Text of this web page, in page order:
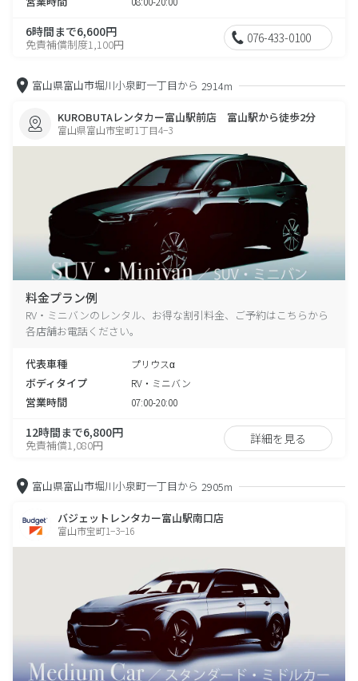
6時間まで6,600円
免責補償制度1,100円 076-433-0100
富山県富山市堀川小泉町一丁目から 2914m
KUROBUTAレンタカー富山駅前店 富山駅から徒歩2分
富山県富山市宝町1丁目4−3
料金プラン例
RV・ミニバンのレンタル、お得な割引料金、ご予約はこちらから
各店舗お電話ください。
代表車種 プリウスα
ボディタイプ RV・ミニバン
営業時間 07:00-20:00
12時間まで6,800円
免責補償1,080円 詳細を見る
富山県富山市堀川小泉町一丁目から 2905m
バジェットレンタカー富山駅南口店
富山市宝町1−3−16